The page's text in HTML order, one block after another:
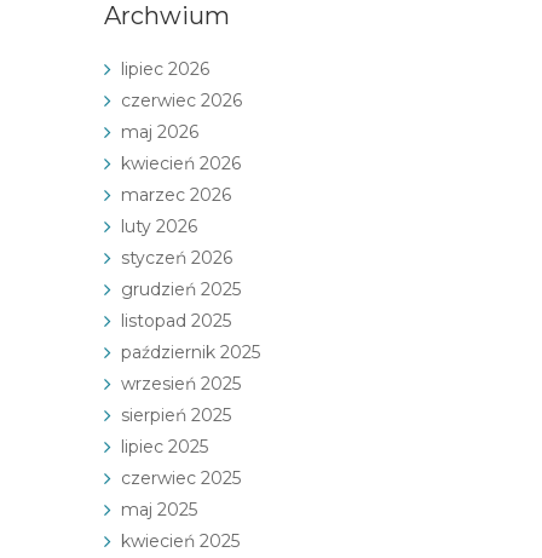
Archwium
lipiec 2026
czerwiec 2026
maj 2026
kwiecień 2026
marzec 2026
luty 2026
styczeń 2026
grudzień 2025
listopad 2025
październik 2025
wrzesień 2025
sierpień 2025
lipiec 2025
czerwiec 2025
maj 2025
kwiecień 2025